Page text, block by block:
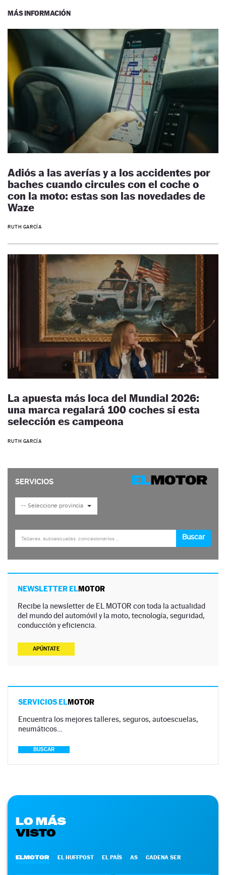
MÁS INFORMACIÓN
Adiós a las averías y a los accidentes por
baches cuando circules con el coche o
con la moto: estas son las novedades de
Waze
RUTH GARCÍA
La apuesta más loca del Mundial 2026:
una marca regalará 100 coches si esta
selección es campeona
RUTH GARCÍA
NEWSLETTER ELMOTOR
Recibe la newsletter de EL MOTOR con toda la actualidad
del mundo del automóvil y la moto, tecnología, seguridad,
conducción y eficiencia.
APÚNTATE
SERVICIOS ELMOTOR
Encuentra los mejores talleres, seguros, autoescuelas,
neumáticos…
BUSCAR
LO MÁS
VISTO
ELMOTOR EL HUFFPOST EL PAÍS AS CADENA SER